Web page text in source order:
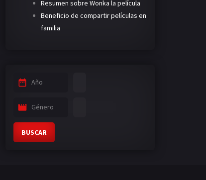
Resumen sobre Wonka la película
Beneficio de compartir películas en
familia
Año
Género
BUSCAR